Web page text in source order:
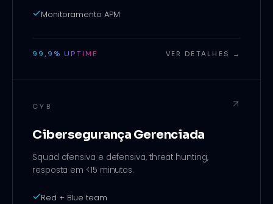
Monitoramento APM
99,9% UPTIME VER DETALHES →
CYB
Cibersegurança Gerenciada
Squad ofensiva e defensiva, threat hunting,
resposta em <15 minutos.
Red + Blue team